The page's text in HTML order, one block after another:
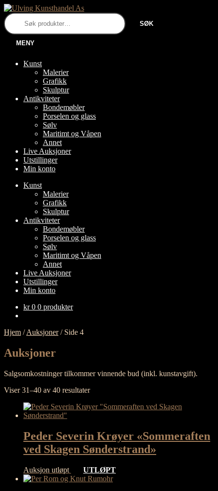
Hopp
til
navigasjon
Hopp
til
innhold
Søk
etter:
SØK
MENY
Kunst
Malerier
Grafikk
Skulptur
Antikviteter
Bondemøbler
Porselen og glass
Sølv
Maritimt og Våpen
Annet
Live Auksjoner
Utstillinger
Min konto
Kunst
Malerier
Grafikk
Skulptur
Antikviteter
Bondemøbler
Porselen og glass
Sølv
Maritimt og Våpen
Annet
Live Auksjoner
Utstillinger
Min konto
kr0 0 produkter
Hjem /Auksjoner/ Side 4
Auksjoner
Salgsomkostninger tilkommer vinnende bud (inkl. kunstavgift).
Viser 31–40 av 40 resultatertitle
Peder Severin Krøyer «Sommeraften
ved Skagen Sønderstrand»
Auksjon utløpt UTLØPT